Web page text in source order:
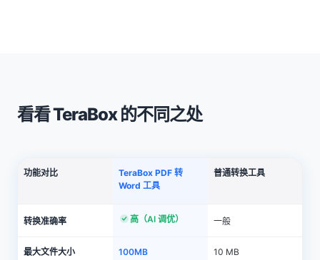
看看 TeraBox 的不同之处
功能对比
TeraBox PDF 转
Word 工具
普通转换工具
转换准确率 高（AI 调优） 一般
最大文件大小 100MB 10 MB